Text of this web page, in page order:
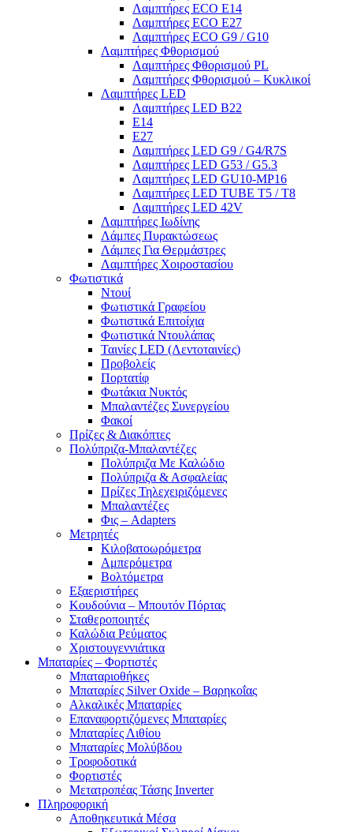
Λαμπτήρες ECO E14
Λαμπτήρες ECO E27
Λαμπτήρες ECO G9 / G10
Λαμπτήρες Φθορισμού
Λαμπτήρες Φθορισμού PL
Λαμπτήρες Φθορισμού – Κυκλικοί
Λαμπτήρες LED
Λαμπτήρες LED B22
E14
E27
Λαμπτήρες LED G9 / G4/R7S
Λαμπτήρες LED G53 / G5.3
Λαμπτήρες LED GU10-ΜΡ16
Λαμπτήρες LED TUBE T5 / T8
Λαμπτήρες LED 42V
Λαμπτήρες Ιωδίνης
Λάμπες Πυρακτώσεως
Λάμπες Για Θερμάστρες
Λαμπτήρες Χοιροστασίου
Φωτιστικά
Ντουί
Φωτιστικά Γραφείου
Φωτιστικά Επιτοίχια
Φωτιστικά Ντουλάπας
Ταινίες LED (Λεντοταινίες)
Προβολείς
Πορτατίφ
Φωτάκια Νυκτός
Μπαλαντέζες Συνεργείου
Φακοί
Πρίζες & Διακόπτες
Πολύπριζα-Μπαλαντέζες
Πολύπριζα Με Καλώδιο
Πολύπριζα & Ασφαλείας
Πρίζες Τηλεχειριζόμενες
Μπαλαντέζες
Φις – Adapters
Μετρητές
Κιλοβατοωρόμετρα
Αμπερόμετρα
Βολτόμετρα
Εξαεριστήρες
Κουδούνια – Μπουτόν Πόρτας
Σταθεροποιητές
Καλώδια Ρεύματος
Χριστουγεννιάτικα
Μπαταρίες – Φορτιστές
Μπαταριοθήκες
Μπαταρίες Silver Oxide – Βαρηκοΐας
Αλκαλικές Μπαταρίες
Επαναφορτιζόμενες Μπαταρίες
Μπαταρίες Λιθίου
Μπαταρίες Μολύβδου
Τροφοδοτικά
Φορτιστές
Μετατροπέας Τάσης Inverter
Πληροφορική
Αποθηκευτικά Μέσα